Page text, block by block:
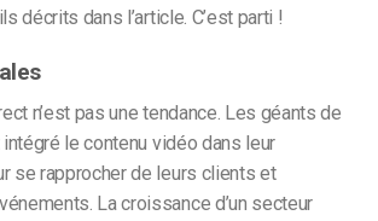
décrits dans l’article. C’est parti !
n’est pas une tendance. Les géants de
le contenu vidéo dans leur
se rapprocher de leurs clients et
La croissance d’un secteur